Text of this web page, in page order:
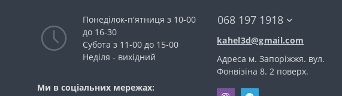
Понеділок-п'ятниця з 10-00
до 16-30
Субота з 11-00 до 15-00
Неділя - вихідний
Ми в соціальних мережах:
068 197 1918
kahel3d@gmail.com
Адреса м. Запоріжжя. вул.
Фонвiзiна 8. 2 поверх.